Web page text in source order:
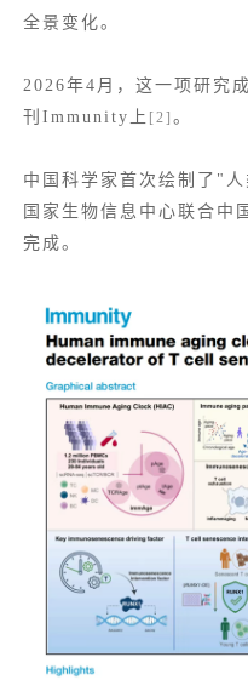
全景变化。
2026年4月，这一项研究
刊Immunity上 [2] 。
中国科学家首次绘制了"
国家生物信息中心联合中
完成。